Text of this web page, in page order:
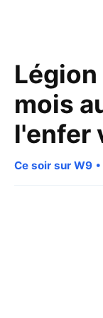
mois
l'enfer
Ce soir sur W9